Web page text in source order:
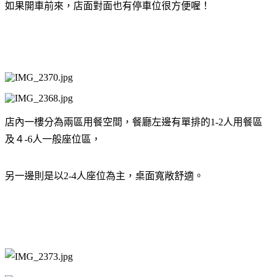
如果開車前來，店面對面也有停車位很方便喔！
店內一樓分為兩區用餐空間， 餐廳左邊有單排的1-2人用餐區
及４-6人一般座位區，
另一邊則是以2-4人座位為主，桌面寬敞舒適。